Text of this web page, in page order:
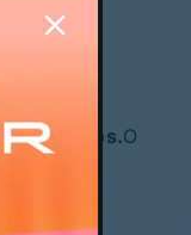
53 minutos.O
da
set de